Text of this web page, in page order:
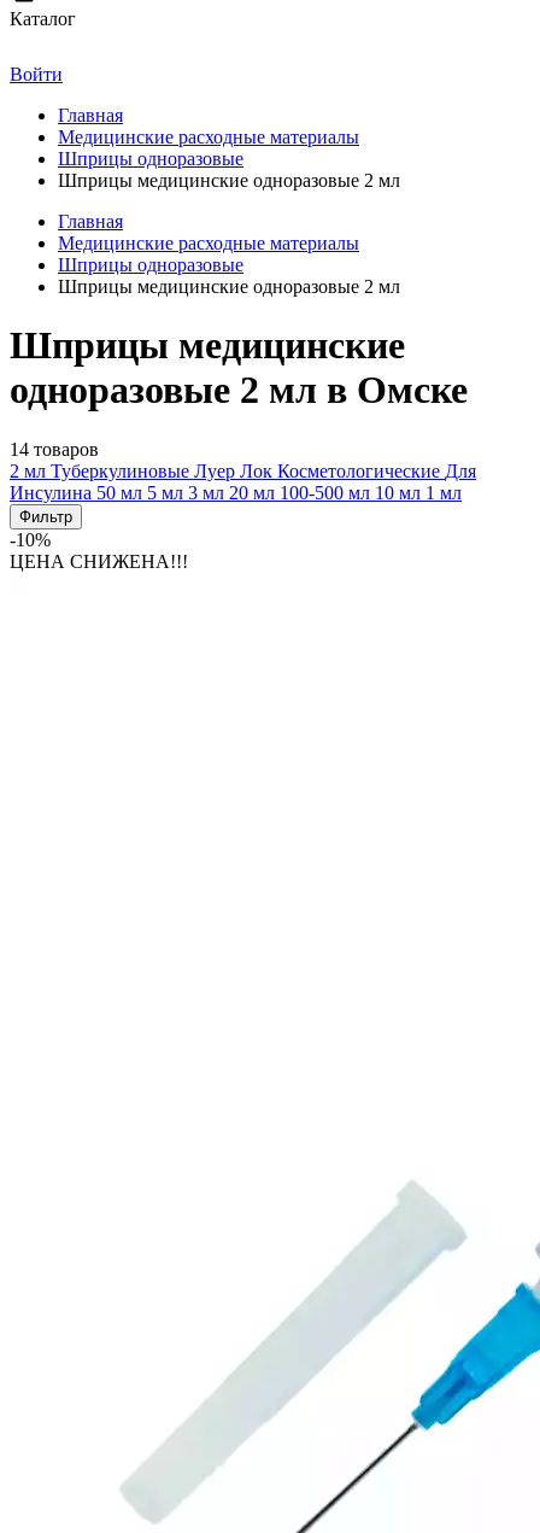
Каталог
Войти
Главная
Медицинские расходные материалы
Шприцы одноразовые
Шприцы медицинские одноразовые 2 мл
Главная
Медицинские расходные материалы
Шприцы одноразовые
Шприцы медицинские одноразовые 2 мл
Шприцы медицинские
одноразовые 2 мл в Омске
14 товаров
2 мл Туберкулиновые Луер Лок Косметологические Для
Инсулина 50 мл 5 мл 3 мл 20 мл 100-500 мл 10 мл 1 мл
Фильтр
-10%
ЦЕНА СНИЖЕНА!!!